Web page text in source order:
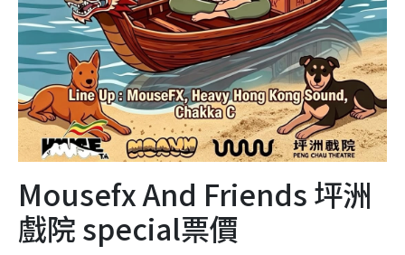
Mousefx And Friends 坪洲
戲院 special票價